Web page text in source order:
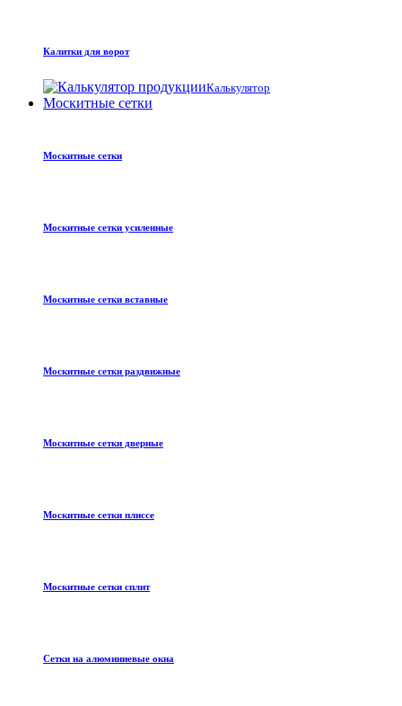
Калитки для ворот
Калькулятор
Москитные сетки
Москитные сетки
Москитные сетки усиленные
Москитные сетки вставные
Москитные сетки раздвижные
Москитные сетки дверные
Москитные сетки плиссе
Москитные сетки сплит
Сетки на алюминиевые окна